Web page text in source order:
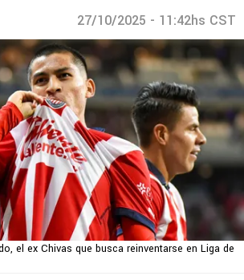
27/10/2025 - 11:42hs CST
el ex Chivas que busca reinventarse en Liga de